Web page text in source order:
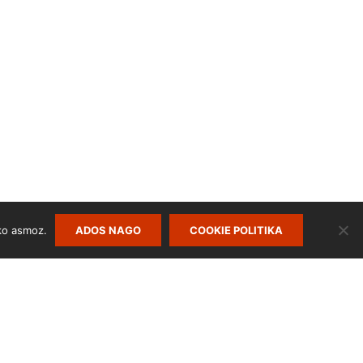
asmoz. ADOS NAGO COOKIE POLITIKA